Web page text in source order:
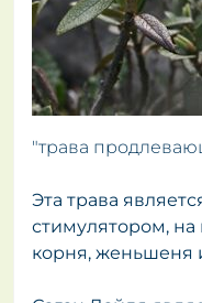
"трава
Эта трава
стимулятором,
корня, женьшеня